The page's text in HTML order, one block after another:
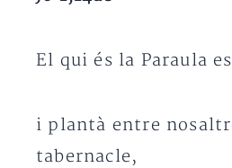
El qui és la Paraula
i plantà entre
tabernacle,